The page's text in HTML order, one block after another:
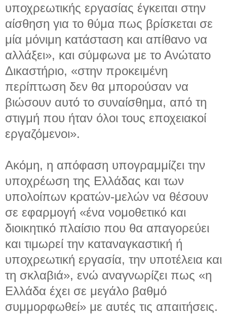
υποχρεωτικής εργασίας έγκειται στην
αίσθηση για το θύμα πως βρίσκεται σε
μία μόνιμη κατάσταση και απίθανο να
αλλάξει», και σύμφωνα με το Ανώτατο
Δικαστήριο, «στην προκειμένη
περίπτωση δεν θα μπορούσαν να
βιώσουν αυτό το συναίσθημα, από τη
στιγμή που ήταν όλοι τους εποχειακοί
εργαζόμενοι».
Ακόμη, η απόφαση υπογραμμίζει την
υποχρέωση της Ελλάδας και των
υπολοίπων κρατών-μελών να θέσουν
σε εφαρμογή «ένα νομοθετικό και
διοικητικό πλαίσιο που θα απαγορεύει
και τιμωρεί την καταναγκαστική ή
υποχρεωτική εργασία, την υποτέλεια και
τη σκλαβιά», ενώ αναγνωρίζει πως «η
Ελλάδα έχει σε μεγάλο βαθμό
συμμορφωθεί» με αυτές τις απαιτήσεις.